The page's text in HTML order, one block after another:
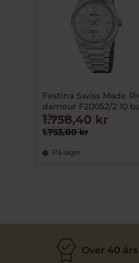
Festina Swiss Made
dameur F20052/2 10
35mm
daF20052-2
1.753,00 kr
1.758,40 kr
På lager
Over 40